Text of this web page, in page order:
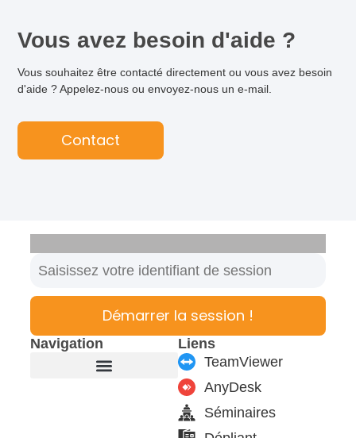
Vous avez besoin d'aide ?
Vous souhaitez être contacté directement ou vous avez besoin
d'aide ? Appelez-nous ou envoyez-nous un e-mail.
Contact
Navigation
Liens
TeamViewer
AnyDesk
Séminaires
Démarrer la session !